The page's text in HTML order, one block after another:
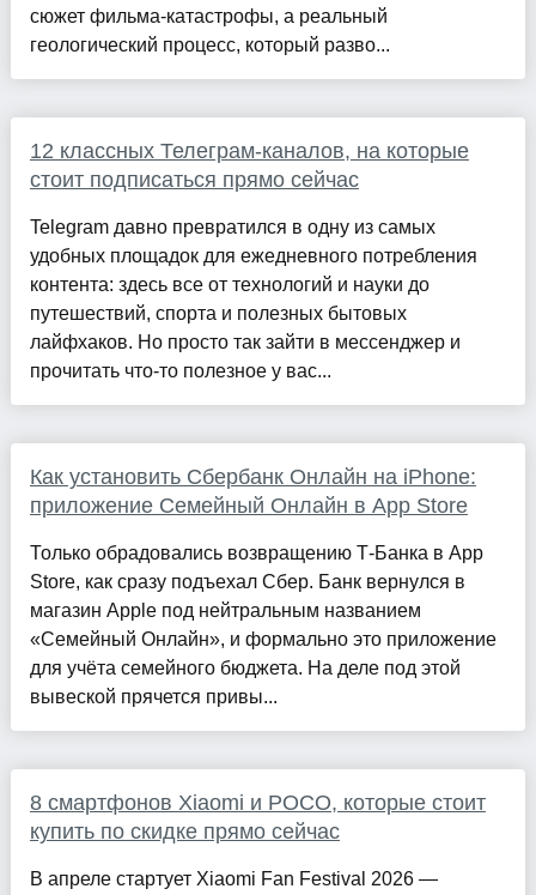
сюжет фильма-катастрофы, а реальный
геологический процесс, который разво...
12 классных Телеграм-каналов, на которые
стоит подписаться прямо сейчас
Telegram давно превратился в одну из самых
удобных площадок для ежедневного потребления
контента: здесь все от технологий и науки до
путешествий, спорта и полезных бытовых
лайфхаков. Но просто так зайти в мессенджер и
прочитать что-то полезное у вас...
Как установить Сбербанк Онлайн на iPhone:
приложение Семейный Онлайн в App Store
Только обрадовались возвращению Т-Банка в App
Store, как сразу подъехал Сбер. Банк вернулся в
магазин Apple под нейтральным названием
«Семейный Онлайн», и формально это приложение
для учёта семейного бюджета. На деле под этой
вывеской прячется привы...
8 смартфонов Xiaomi и POCO, которые стоит
купить по скидке прямо сейчас
В апреле стартует Xiaomi Fan Festival 2026 —